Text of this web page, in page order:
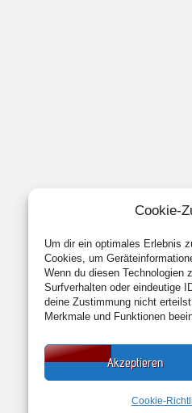
Cookie-
Um dir ein optimales Erlebnis
Cookies, um
Wenn du diesen Technologien
Surfverhalten oder eindeutige
deine Zustimmung nicht
Merkmale und Funktionen
Akzeptieren
Cookie-